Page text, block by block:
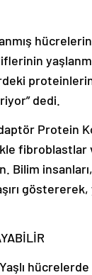
dedi.
Protein
insanları,
hücrelerde